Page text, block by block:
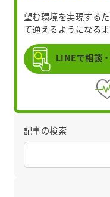
望む環境を実現する
て通えるようになる
LINEで相談
記事の検索